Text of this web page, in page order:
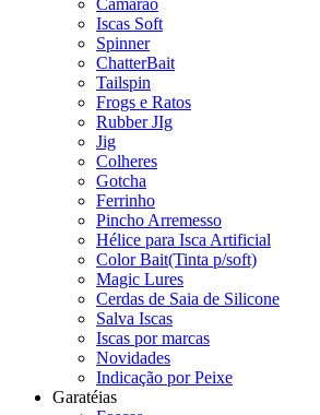
Camarão
Iscas Soft
Spinner
ChatterBait
Tailspin
Frogs e Ratos
Rubber JIg
Jig
Colheres
Gotcha
Ferrinho
Pincho Arremesso
Hélice para Isca Artificial
Color Bait(Tinta p/soft)
Magic Lures
Cerdas de Saia de Silicone
Salva Iscas
Iscas por marcas
Novidades
Indicação por Peixe
Garatéias